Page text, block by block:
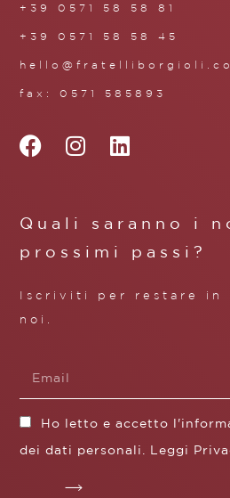
+39 0571 58 58 81
+39 0571 58 58 45
fax: 0571 585893
Quali saranno i
prossimi passi?
Iscriviti per restare in
noi.
Ho letto e accetto
dei dati personali. Leggi